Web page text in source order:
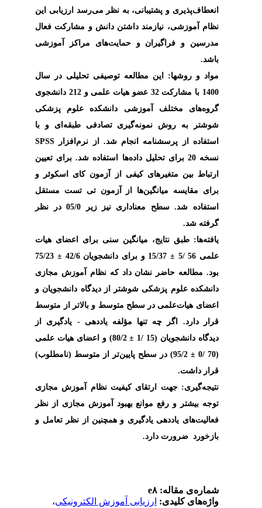
انعطاف‌پذیری و پشتیبانی، به نظر می‌رسد ارزیابی این
نظام آموزشی، نیازمند داشتن دانش و مشارکت فعال
مدرسین و فراگیران و حمایت‌های مراکز آموزشی
باشد.
مواد و روش­ها: این مطالعه توصیفی تحلیلی در سال
1400 با مشارکت 32 عضو هیات علمی و 212 دانشجوی
گروه‌های مختلف آموزشی دانشکده علوم پزشکی
شوشتر به روش نمونه‌گیری تصادفی طبقه‌ای و با
استفاده از پرسشنامه انجام شد. از نرم‌افزارSPSS
نسخه 20 برای تحلیل داده‌ها استفاده شد. برای تعیین
ارتباط بین متغیرهای کیفی از آزمون کای اسکوئر و
برای مقایسه میانگین‌ها از آزمون تی تست مستقل
استفاده شد. سطح معناداری نیز زیر 05/0 در نظر
گرفته شد.
یافته‌ها: طبق نتایج، میانگین سنی برای اعضای هیات
علمی 56 /5
± 15/37 و برای دانشجویان 42/6 ±
75/23
بود. مطالعه حاضر نشان داد که نظام آموزش مجازی
دانشکده علوم پزشکی شوشتر از دیدگاه دانشجویان و
اعضای هیات‌علمی در سطح متوسط و بالاتر از متوسط
قرار دارد. اگر چه تنها مؤلفه یاددهی - یادگیری از
دیدگاه دانشجویان (15 /1
±
80/2) و اعضای هیات علمی
±
95/2) در سطح پایین‌تر از متوسط (نامطلوب)
قرار داشت.
نتیجه‌گیری: جهت ارتقای کیفیت نظام آموزش مجازی
توجه بیشتر و رفع موانع بهبود آموزش مجازی از نظر
فعالیت‌های یاددهی یادگیری و همچنین از نظر تعامل و
بازخورد ضرورت دارد.
شماره‌ی مقاله: e۸
واژه‌های کلیدی:ارزیابی آموزش الکترونیکی،